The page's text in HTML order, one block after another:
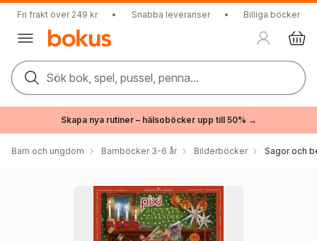
Fri frakt över 249 kr • Snabba leveranser • Billiga böcker
Sök bok, spel, pussel, penna...
Skapa nya rutiner – hälsoböcker upp till 50% →
Barn och ungdom Barnböcker 3-6 år Bilderböcker Sagor och